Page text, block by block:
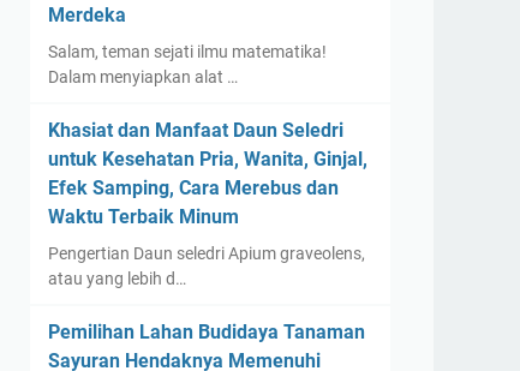
Merdeka
Salam, teman sejati ilmu matematika!
Dalam menyiapkan alat …
Khasiat dan Manfaat Daun Seledri
untuk Kesehatan Pria, Wanita, Ginjal,
Efek Samping, Cara Merebus dan
Waktu Terbaik Minum
Pengertian Daun seledri Apium graveolens,
atau yang lebih d…
Pemilihan Lahan Budidaya Tanaman
Sayuran Hendaknya Memenuhi